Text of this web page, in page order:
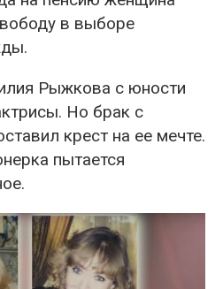
в выборе
Рыжкова с юности
Но брак с
крест на ее мечте.
пытается